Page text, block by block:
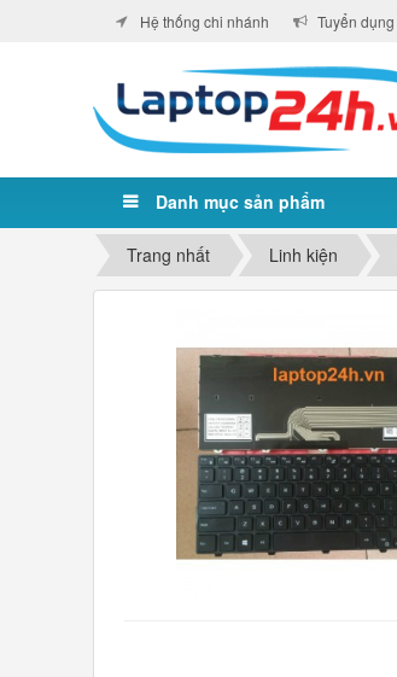
Danh mục sản phẩm
Hệ thống chi nhánh Tuyển dụng
Trang nhất Linh kiện